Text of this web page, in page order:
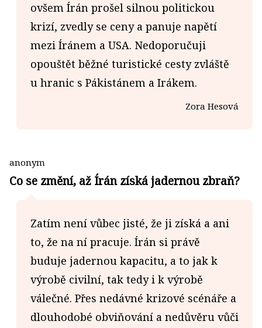
ovšem Írán prošel silnou politickou
krizí, zvedly se ceny a panuje napětí
mezi Íránem a USA. Nedoporučuji
opouštět běžné turistické cesty zvláště
u hranic s Pákistánem a Irákem.
Zora Hesová
anonym
Co se změní, až Írán získá jadernou zbraň?
Zatím není vůbec jisté, že ji získá a ani
to, že na ní pracuje. Írán si právě
buduje jadernou kapacitu, a to jak k
výrobě civilní, tak tedy i k výrobě
válečné. Přes nedávné krizové scénáře a
dlouhodobé obviňování a nedůvěru vůči